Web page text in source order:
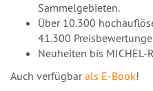
Sammelgebieten.
Über 10.300
41.300
Neuheiten bis
Auch verfügbarals E-Book!